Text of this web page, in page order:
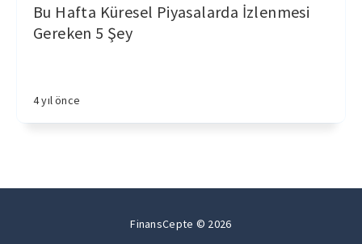
Bu Hafta Küresel Piyasalarda İzlenmesi
Gereken 5 Şey
4 yıl önce
FinansCepte © 2026